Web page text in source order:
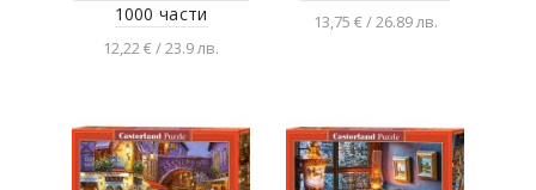
1000 части
12,22 € / 23.9 лв.
13,75 € / 26.89 лв.